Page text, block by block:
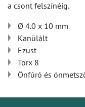
a csont felszínéig.
Ø 4.0 x 10 mm
Kanülált
Ezüst
Torx 8
Önfúró és